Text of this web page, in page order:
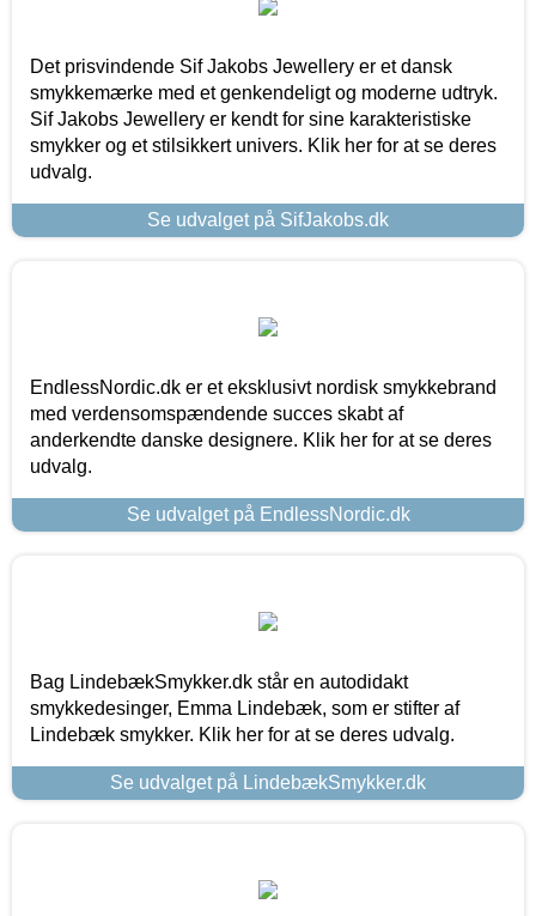
Det prisvindende Sif Jakobs Jewellery er et dansk
smykkemærke med et genkendeligt og moderne udtryk.
Sif Jakobs Jewellery er kendt for sine karakteristiske
smykker og et stilsikkert univers. Klik her for at se deres
udvalg.
Se udvalget på SifJakobs.dk
EndlessNordic.dk er et eksklusivt nordisk smykkebrand
med verdensomspændende succes skabt af
anderkendte danske designere. Klik her for at se deres
udvalg.
Se udvalget på EndlessNordic.dk
Bag LindebækSmykker.dk står en autodidakt
smykkedesinger, Emma Lindebæk, som er stifter af
Lindebæk smykker. Klik her for at se deres udvalg.
Se udvalget på LindebækSmykker.dk